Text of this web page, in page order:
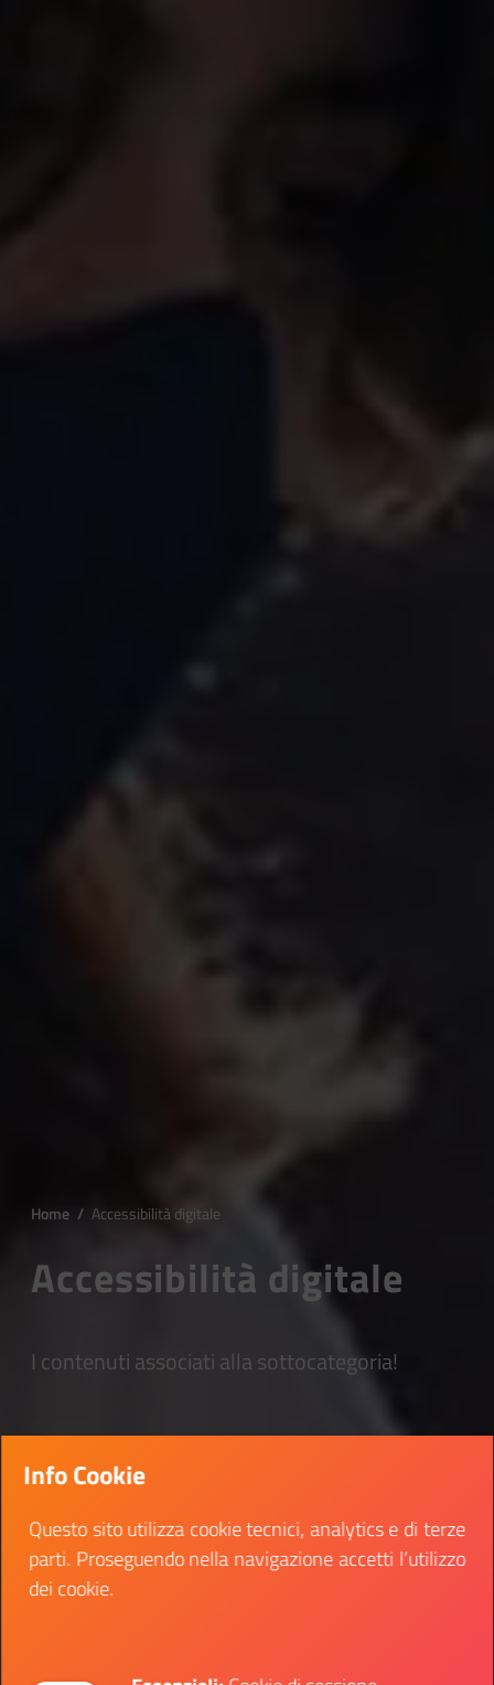
Home / Accessibilità digitale
Accessibilità digitale
I contenuti associati alla sottocategoria!
Info Cookie
Questo sito utilizza cookie tecnici, analytics e di terze
parti. Proseguendo nella navigazione accetti l’utilizzo
dei cookie.